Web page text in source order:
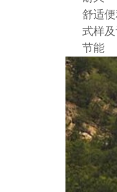
舒适便
式样及
节能